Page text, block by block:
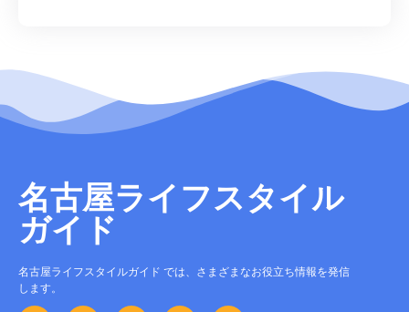
名古屋ライフスタイル
ガイド
名古屋ライフスタイルガイド では、さまざまなお役立ち情報を発信
します。